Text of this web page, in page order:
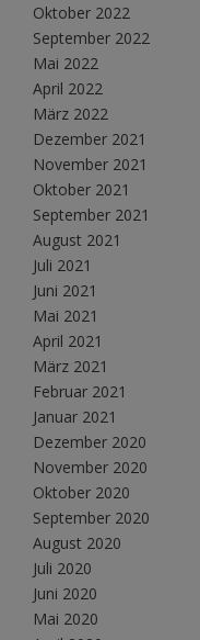
Oktober 2022
September 2022
Mai 2022
April 2022
März 2022
Dezember 2021
November 2021
Oktober 2021
September 2021
August 2021
Juli 2021
Juni 2021
Mai 2021
April 2021
März 2021
Februar 2021
Januar 2021
Dezember 2020
November 2020
Oktober 2020
September 2020
August 2020
Juli 2020
Juni 2020
Mai 2020